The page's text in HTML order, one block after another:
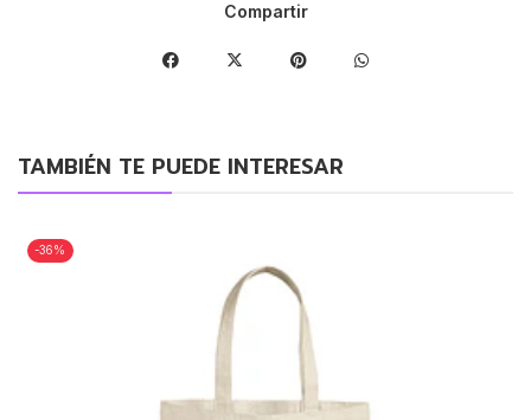
Compartir
TAMBIÉN TE PUEDE INTERESAR
-36%